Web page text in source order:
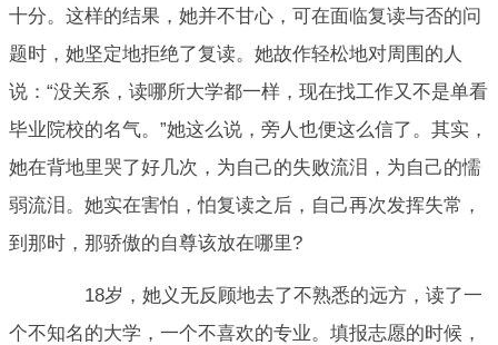
十分。这样的结果，她并不甘心，可在面临复读与否的问
题时，她坚定地拒绝了复读。她故作轻松地对周围的人
说：“没关系，读哪所大学都一样，现在找工作又不是单看
毕业院校的名气。”她这么说，旁人也便这么信了。其实，
她在背地里哭了好几次，为自己的失败流泪，为自己的懦
弱流泪。她实在害怕，怕复读之后，自己再次发挥失常，
到那时，那骄傲的自尊该放在哪里?
18岁，她义无反顾地去了不熟悉的远方，读了一
个不知名的大学，一个不喜欢的专业。填报志愿的时候，